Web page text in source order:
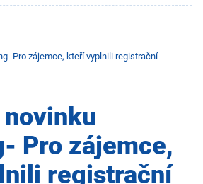
Pro zájemce, kteří vyplnili registrační
Pro zájemce,
registrační